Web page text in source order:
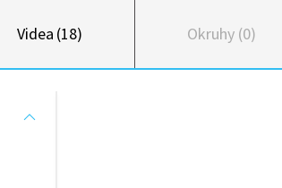
Videa (18) Okruhy (0)